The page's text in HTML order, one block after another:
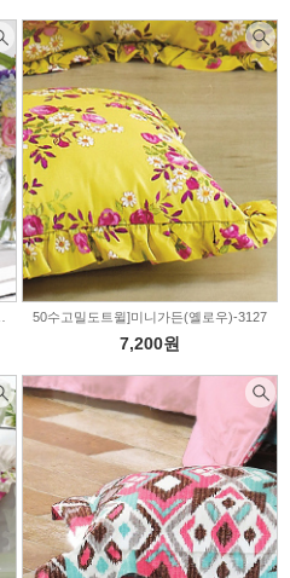
50수고밀도트윌]미니가든(옐로우)-3127
7,200원